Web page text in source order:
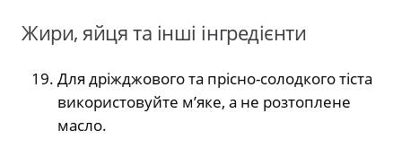
Жири, яйця та інші інгредієнти
Для дріжджового та прісно-солодкого тіста
використовуйте м’яке, а не розтоплене
масло.